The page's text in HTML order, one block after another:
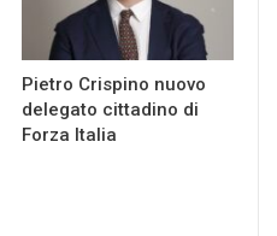
Pietro Crispino nuovo
delegato cittadino di
Forza Italia